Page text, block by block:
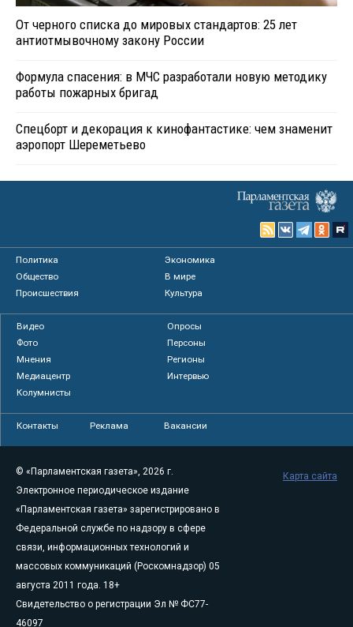
От черного списка до мировых стандартов: 25 лет
антиотмывочному закону России
Формула спасения: в МЧС разработали новую методику
работы пожарных бригад
Спецборт и декорация к кинофантастике: чем знаменит
аэропорт Шереметьево
Политика
Экономика
Общество
В мире
Происшествия
Культура
Видео
Опросы
Фото
Персоны
Мнения
Регионы
Медиацентр
Интервью
Колумнисты
Контакты Реклама Вакансии
© «Парламентская газета», 2026 г.
Электронное периодическое издание
«Парламентская газета» зарегистрировано в
Федеральной службе по надзору в сфере
связи, информационных технологий и
массовых коммуникаций (Роскомнадзор) 05
августа 2011 года. 18+
Свидетельство о регистрации Эл № ФС77-
46097
Карта сайта